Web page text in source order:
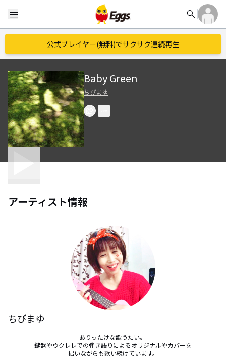
menu search
公式プレイヤー(無料)でサクサク連続再生
Baby Green
ちびまゆ
アーティスト情報
ちびまゆ
ありったけな歌うたい。
鍵盤やウクレレでの弾き語りによるオリジナルやカバーを
拙いながらも歌い続けています。